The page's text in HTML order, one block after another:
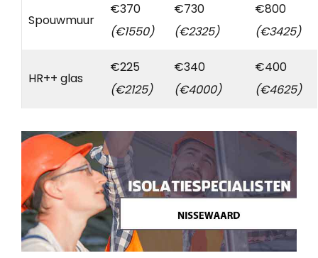
Spouwmuur
€370
(€1550)
€730
(€2325)
€800
(€3425)
HR++ glas
€225
(€2125)
€340
(€4000)
€400
(€4625)